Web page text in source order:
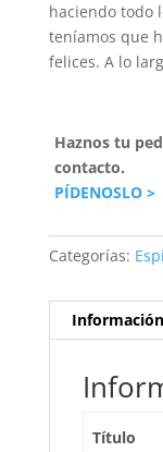
haciendo todo
teníamos que
felices. A lo
Haznos tu
contacto.
PÍDENOSLO >
Categorías:
Título